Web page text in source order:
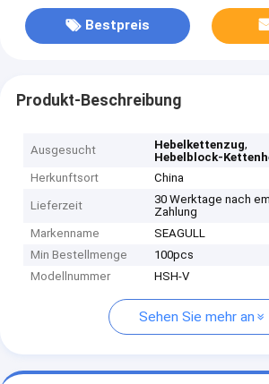
Bestpreis
Produkt-Beschreibung
Ausgesucht Hebelkettenzug,
Hebelblock-
Herkunftsort
China
Lieferzeit
30 Werktage nach
Zahlung
Markenname
SEAGULL
Min Bestellmenge
100pcs
Modellnummer
HSH-V
Sehen Sie mehr an